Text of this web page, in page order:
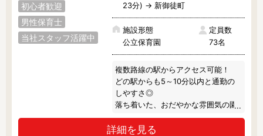
初心者歓迎
男性保育士
当社スタッフ活躍中
23分) → 新御徒町
施設形態
公立保育園
定員数
73名
複数路線の駅からアクセス可能！
どの駅からも5～10分以内と通勤の
しやすさ◎
落ち着いた、おだやかな雰囲気の園
さんです♪
詳細を見る
小金井市 国分寺市 小平市
狛江市 立川市
西東京市 八王子市
東久留米市 東村山市
日野市 府中市
町田市